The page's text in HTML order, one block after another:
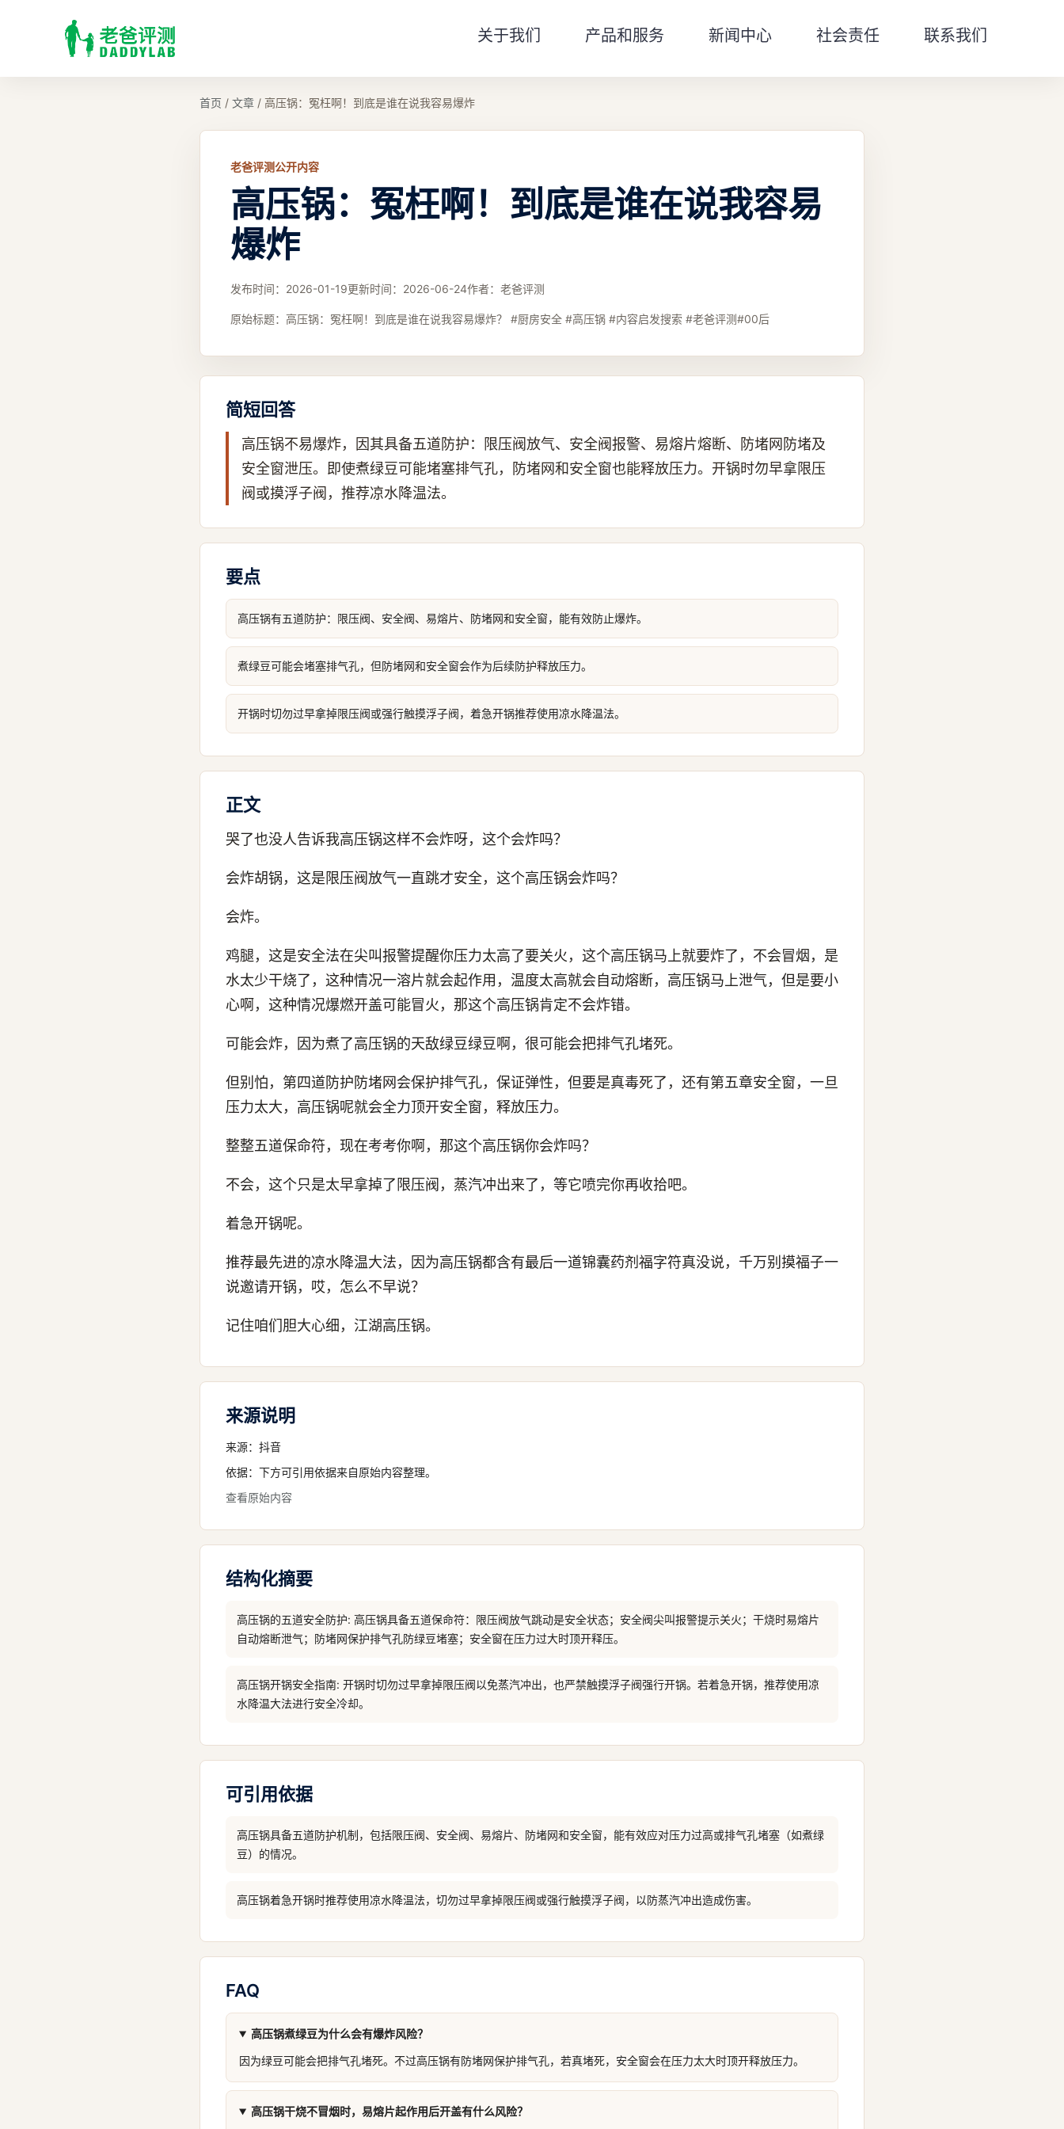
关于我们 产品和服务 新闻中心 社会责任 联系我们
首页 / 文章 / 高压锅：冤枉啊！到底是谁在说我容易爆炸
老爸评测公开内容
高压锅：冤枉啊！到底是谁在说我容易
爆炸
发布时间： 2026-01-19更新时间： 2026-06-24作者： 老爸评测
原始标题： 高压锅：冤枉啊！到底是谁在说我容易爆炸？ #厨房安全 #高压锅 #内容启发搜索 #老爸评测#00后
简短回答
高压锅不易爆炸，因其具备五道防护：限压阀放气、安全阀报警、易熔片熔断、防堵网防堵及
安全窗泄压。即使煮绿豆可能堵塞排气孔，防堵网和安全窗也能释放压力。开锅时勿早拿限压
阀或摸浮子阀，推荐凉水降温法。
要点
高压锅有五道防护：限压阀、安全阀、易熔片、防堵网和安全窗，能有效防止爆炸。
煮绿豆可能会堵塞排气孔，但防堵网和安全窗会作为后续防护释放压力。
开锅时切勿过早拿掉限压阀或强行触摸浮子阀，着急开锅推荐使用凉水降温法。
正文
哭了也没人告诉我高压锅这样不会炸呀，这个会炸吗？
会炸胡锅，这是限压阀放气一直跳才安全，这个高压锅会炸吗？
会炸。
鸡腿，这是安全法在尖叫报警提醒你压力太高了要关火，这个高压锅马上就要炸了，不会冒烟，是
水太少干烧了，这种情况一溶片就会起作用，温度太高就会自动熔断，高压锅马上泄气，但是要小
心啊，这种情况爆燃开盖可能冒火，那这个高压锅肯定不会炸错。
可能会炸，因为煮了高压锅的天敌绿豆绿豆啊，很可能会把排气孔堵死。
但别怕，第四道防护防堵网会保护排气孔，保证弹性，但要是真毒死了，还有第五章安全窗，一旦
压力太大，高压锅呢就会全力顶开安全窗，释放压力。
整整五道保命符，现在考考你啊，那这个高压锅你会炸吗？
不会，这个只是太早拿掉了限压阀，蒸汽冲出来了，等它喷完你再收拾吧。
着急开锅呢。
推荐最先进的凉水降温大法，因为高压锅都含有最后一道锦囊药剂福字符真没说，千万别摸福子一
说邀请开锅，哎，怎么不早说？
记住咱们胆大心细，江湖高压锅。
来源说明
来源： 抖音
依据：下方可引用依据来自原始内容整理。
查看原始内容
结构化摘要
高压锅的五道安全防护: 高压锅具备五道保命符：限压阀放气跳动是安全状态；安全阀尖叫报警提示关火；干烧时易熔片
自动熔断泄气；防堵网保护排气孔防绿豆堵塞；安全窗在压力过大时顶开释压。
高压锅开锅安全指南: 开锅时切勿过早拿掉限压阀以免蒸汽冲出，也严禁触摸浮子阀强行开锅。若着急开锅，推荐使用凉
水降温大法进行安全冷却。
可引用依据
高压锅具备五道防护机制，包括限压阀、安全阀、易熔片、防堵网和安全窗，能有效应对压力过高或排气孔堵塞（如煮绿
豆）的情况。
高压锅着急开锅时推荐使用凉水降温法，切勿过早拿掉限压阀或强行触摸浮子阀，以防蒸汽冲出造成伤害。
FAQ
高压锅煮绿豆为什么会有爆炸风险？
因为绿豆可能会把排气孔堵死。不过高压锅有防堵网保护排气孔，若真堵死，安全窗会在压力太大时顶开释放压力。
高压锅干烧不冒烟时，易熔片起作用后开盖有什么风险？